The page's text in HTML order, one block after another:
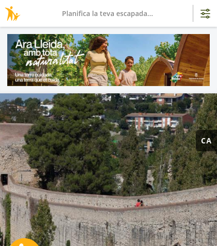
CA
Planifica la teva escapada...